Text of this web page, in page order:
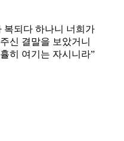
복되다 하나니 너희가
신 결말을 보았거니
히 여기는 자시니라”